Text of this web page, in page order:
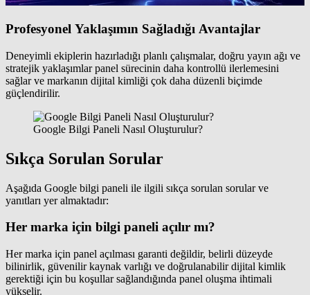
Profesyonel Yaklaşımın Sağladığı Avantajlar
Deneyimli ekiplerin hazırladığı planlı çalışmalar, doğru yayın ağı ve
stratejik yaklaşımlar panel sürecinin daha kontrollü ilerlemesini
sağlar ve markanın dijital kimliği çok daha düzenli biçimde
güçlendirilir.
Google Bilgi Paneli Nasıl Oluşturulur?
Sıkça Sorulan Sorular
Aşağıda Google bilgi paneli ile ilgili sıkça sorulan sorular ve
yanıtları yer almaktadır:
Her marka için bilgi paneli açılır mı?
Her marka için panel açılması garanti değildir, belirli düzeyde
bilinirlik, güvenilir kaynak varlığı ve doğrulanabilir dijital kimlik
gerektiği için bu koşullar sağlandığında panel oluşma ihtimali
yükselir.